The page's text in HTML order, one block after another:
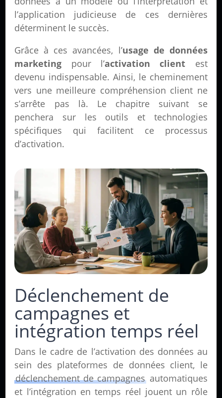
l’application judicieuse de ces dernières
déterminent le succès.
Grâce à ces avancées, l’usage de données
marketing pour l’activation client est
devenu indispensable. Ainsi, le cheminement
vers une meilleure compréhension client ne
s’arrête pas là. Le chapitre suivant se
penchera sur les outils et technologies
spécifiques qui facilitent ce processus
d’activation.
Déclenchement de
campagnes et
intégration temps réel
Dans le cadre de l’activation des données au
sein des plateformes de données client, le
déclenchement de campagnesautomatiques
et l’intégration en temps réel jouent un rôle